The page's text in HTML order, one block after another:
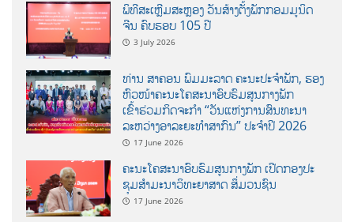
ພິທີສະເຫຼີມສະຫຼອງ ວັນສ້າງຕັ້ງພັກກອມມູນິດ
ຈີນ ຄົບຮອບ 105 ປີ
3 July 2026
ທ່ານ ສາຄອນ ພົມມະລາດ ຄະນະປະຈໍາພັກ, ຮອງ
ຫົວໜ້າຄະນະໂຄສະນາອົບຮົມສູນກາງພັກ
ເຂົ້າຮ່ວມກິດຈະກຳ “ວັນແຫ່ງການສົນທະນາ
ລະຫວ່າງອາລະຍະທຳສາກົນ” ປະຈຳປີ 2026
17 June 2026
ຄະນະໂຄສະນາອົບຮົມສູນກາງພັກ ເປີດກອງປະ
ຊຸມສຳມະນາວິທະຍາສາດ ສຶ່ມວນຊົນ
17 June 2026